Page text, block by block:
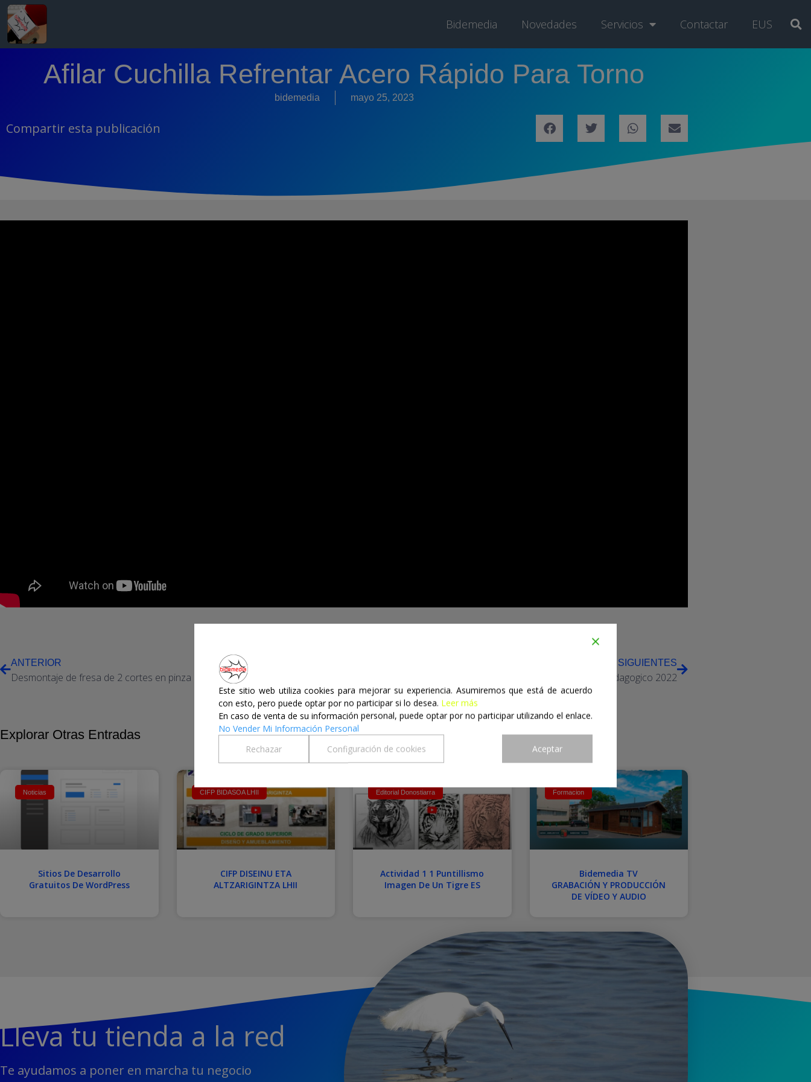
Bidemedia Novedades Servicios Contactar EUS
Afilar Cuchilla Refrentar Acero Rápido Para Torno
bidemedia mayo 25, 2023
Compartir esta publicación
ANTERIOR
Desmontaje de fresa de 2 cortes en pinza
SIGUIENTES
Preparando concierto pedagogico 2022
Explorar Otras Entradas
Noticias
Sitios De Desarrollo
Gratuitos De WordPress
CIFP BIDASOA LHII
CIFP DISEINU ETA
ALTZARIGINTZA LHII
Editorial Donostiarra
Actividad 1 1 Puntillismo
Imagen De Un Tigre ES
Formacion
Bidemedia TV
GRABACIÓN Y PRODUCCIÓN
DE VÍDEO Y AUDIO
Lleva tu tienda a la red
Te ayudamos a poner en marcha tu negocio
Este sitio web utiliza cookies para mejorar su experiencia. Asumiremos que está de acuerdo
con esto, pero puede optar por no participar si lo desea. Leer más
En caso de venta de su información personal, puede optar por no participar utilizando el enlace.
No Vender Mi Información Personal
Rechazar
Configuración de cookies Aceptar